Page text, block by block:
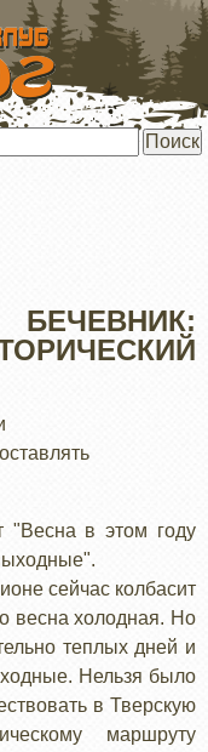
"Весна в этом году
сейчас колбасит
весна холодная. Но
теплых дней и
Нельзя было
в Тверскую
маршруту